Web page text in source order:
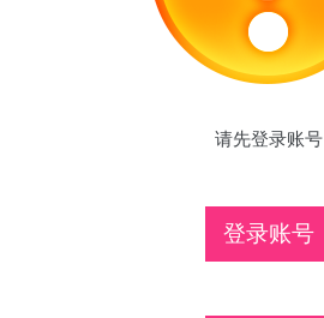
请先登录账号
登录账号